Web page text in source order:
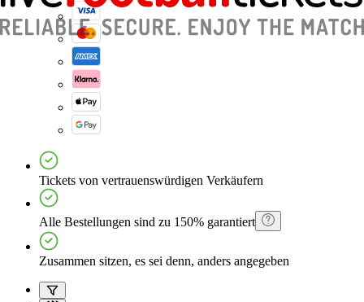
Tickets von vertrauenswürdigen Verkäufern
Alle Bestellungen sind zu 150% garantiert
Zusammen sitzen, es sei denn, anders angegeben